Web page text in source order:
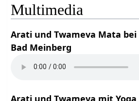
Multimedia
Arati und Twameva Mata bei
Bad Meinberg
Arati und Twameva mit